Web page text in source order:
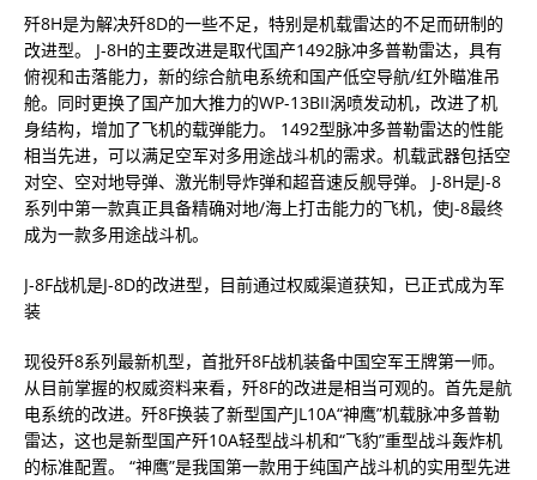
歼8H是为解决歼8D的一些不足，特别是机载雷达的不足而研制的
改进型。 J-8H的主要改进是取代国产1492脉冲多普勒雷达，具有
俯视和击落能力，新的综合航电系统和国产低空导航/红外瞄准吊
舱。同时更换了国产加大推力的WP-13BII涡喷发动机，改进了机
身结构，增加了飞机的载弹能力。 1492型脉冲多普勒雷达的性能
相当先进，可以满足空军对多用途战斗机的需求。机载武器包括空
对空、空对地导弹、激光制导炸弹和超音速反舰导弹。 J-8H是J-8
系列中第一款真正具备精确对地/海上打击能力的飞机，使J-8最终
成为一款多用途战斗机。
J-8F战机是J-8D的改进型，目前通过权威渠道获知，已正式成为军
装
现役歼8系列最新机型，首批歼8F战机装备中国空军王牌第一师。
从目前掌握的权威资料来看，歼8F的改进是相当可观的。首先是航
电系统的改进。歼8F换装了新型国产JL10A“神鹰”机载脉冲多普勒
雷达，这也是新型国产歼10A轻型战斗机和“飞豹”重型战斗轰炸机
的标准配置。 “神鹰”是我国第一款用于纯国产战斗机的实用型先进